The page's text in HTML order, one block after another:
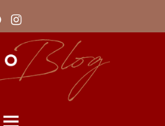
Pinterest
Instagram